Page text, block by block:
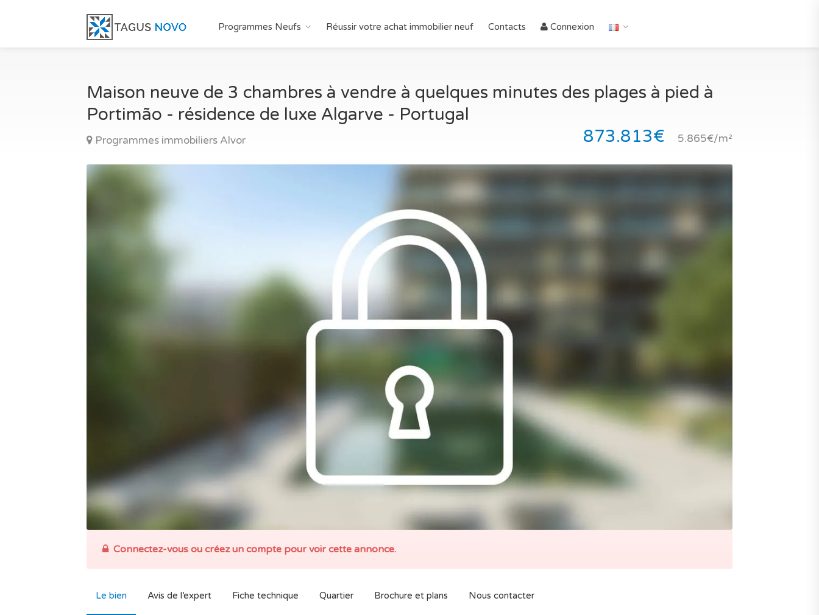
Programmes Neufs Réussir votre achat immobilier neuf Contacts Connexion
Maison neuve de 3 chambres à vendre à quelques minutes des plages à pied à
Portimão - résidence de luxe Algarve - Portugal
Programmes immobiliers Alvor 873.813€ 5.865€/m²
Connectez-vous ou créez un compte pour voir cette annonce.
Le bien Avis de l’expert Fiche technique Quartier Brochure et plans Nous contacter